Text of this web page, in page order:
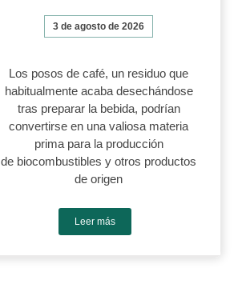
3 de agosto de 2026
Los posos de café, un residuo que
habitualmente acaba desechándose
tras preparar la bebida, podrían
convertirse en una valiosa materia
prima para la producción
de biocombustibles y otros productos
de origen
Leer más